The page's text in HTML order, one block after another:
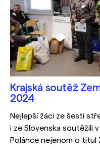
Krajská soutěž
2024
Nejlepší žáci ze šesti
i ze Slovenska soutěžili
Polánce nejenom o titul